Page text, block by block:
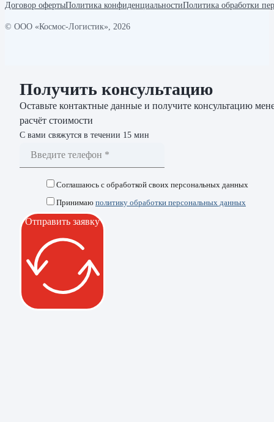
Договор офертыПолитика конфиденциальностиПолитика обработки
© ООО «Космос-Логистик», 2026
Получить консультацию
Оставьте контактные данные и получите консультацию
расчёт стоимости
С вами свяжутся в течении 15 мин
Соглашаюсь с обработкой своих персональных данных
Принимаю политику обработки персональных данных
Отправить заявку